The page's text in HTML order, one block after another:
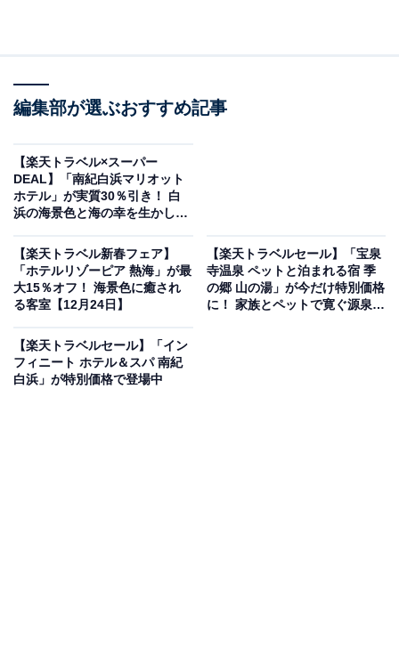
「ザ・ビーチタワー沖縄（共立リゾート）」は現在特別
楽天トラベルでホテルを見る
編集部が選ぶおすすめ記事
【楽天トラベル×スーパー
DEAL】「南紀白浜マリオット
ホテル」が実質30％引き！ 白
浜の海景色と海の幸を生かした
【楽天トラベル新春フェア】
「ホテルリゾーピア 熱海」が最
大15％オフ！ 海景色に癒され
る客室【12月24日】
【楽天トラベルセール】「宝泉
寺温泉 ペットと泊まれる宿 季
の郷 山の湯」が今だけ特別価格
に！ 家族とペットで寛ぐ源泉の
【楽天トラベルセール】「イン
フィニート ホテル＆スパ 南紀
白浜」が特別価格で登場中